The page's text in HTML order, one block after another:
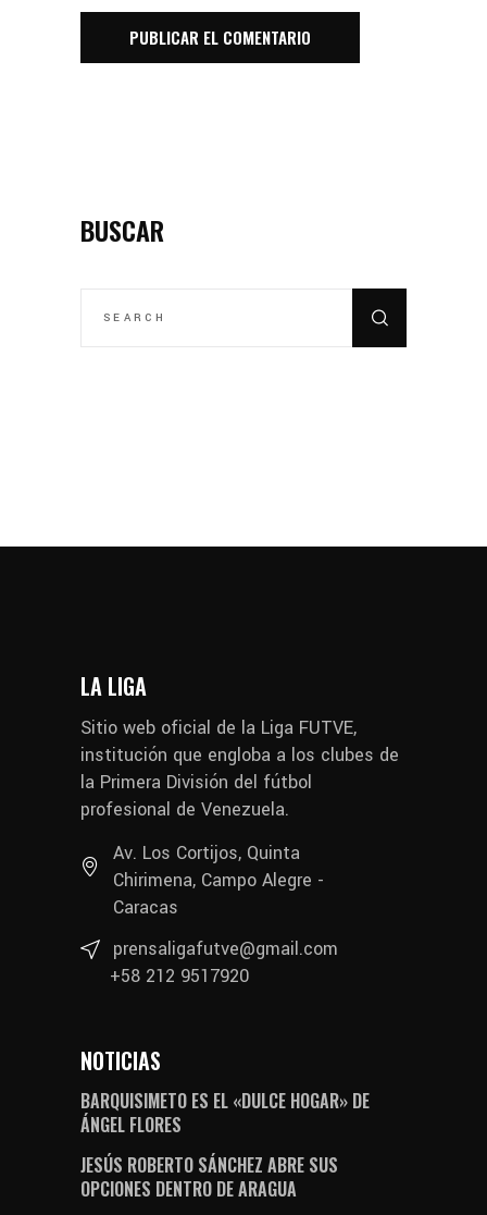
BUSCAR
LA LIGA
Sitio web oficial de la Liga FUTVE,
institución que engloba a los clubes de
la Primera División del fútbol
profesional de Venezuela.
Av. Los Cortijos, Quinta
Chirimena, Campo Alegre -
Caracas
prensaligafutve@gmail.com
+58 212 9517920
NOTICIAS
BARQUISIMETO ES EL «DULCE HOGAR» DE
ÁNGEL FLORES
JESÚS ROBERTO SÁNCHEZ ABRE SUS
OPCIONES DENTRO DE ARAGUA